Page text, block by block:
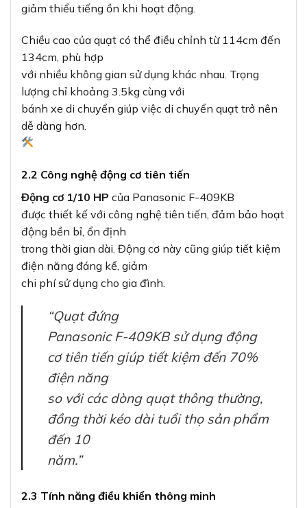
giảm thiểu tiếng ồn khi hoạt động.
Chiều cao của quạt có thể điều chỉnh từ 114cm đến
134cm, phù hợp
với nhiều không gian sử dụng khác nhau. Trọng
lượng chỉ khoảng 3.5kg cùng với
bánh xe di chuyển giúp việc di chuyển quạt trở nên
dễ dàng hơn.
2.2 Công nghệ động cơ tiên tiến
Động cơ 1/10 HP của Panasonic F-409KB
được thiết kế với công nghệ tiên tiến, đảm bảo hoạt
động bền bỉ, ổn định
trong thời gian dài. Động cơ này cũng giúp tiết kiệm
điện năng đáng kể, giảm
chi phí sử dụng cho gia đình.
“Quạt đứng
Panasonic F-409KB sử dụng động
cơ tiên tiến giúp tiết kiệm đến 70%
điện năng
so với các dòng quạt thông thường,
đồng thời kéo dài tuổi thọ sản phẩm
đến 10
năm.”
2.3 Tính năng điều khiển thông minh